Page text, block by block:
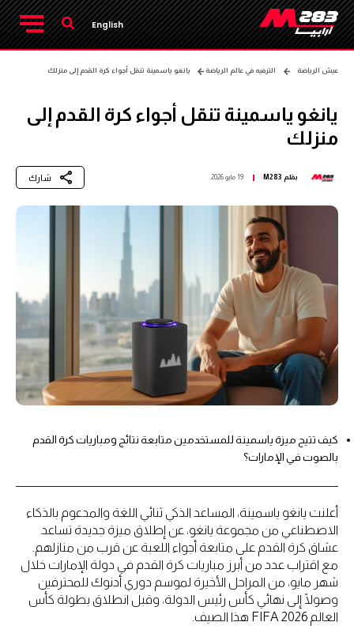
English
عيش الرياضة الترفيه في عالم الرياضة يانغو ياسمينة تنقل أجواء كرة القدم إلى منزلك
يانغو ياسمينة تنقل أجواء كرة القدم إلى
منزلك
بقلم M283 19 مايو 2026 شارك
كيف تتيح ميزة ياسمينة للمستخدمين متابعة نتائج ومباريات كرة القدم
بالصوت في الإمارات؟
أعلنت يانغو ياسمينة، المساعد الذكي ثنائي اللغة والمدعوم بالذكاء
الاصطناعي من مجموعة يانغو، عن إطلاق ميزة جديدة تساعد
عشاق كرة القدم على متابعة أجواء اللعبة عن قرب من منازلهم.
مع اقتراب عدد من أبرز مباريات كرة القدم في دولة الإمارات خلال
شهر مايو، من المراحل الأخيرة لموسم دوري أدنوك للمحترفين
وصولًا إلى نهائي كأس رئيس الدولة، وقبل انطلاق بطولة كأس
العالم FIFA 2026 هذا الصيف.